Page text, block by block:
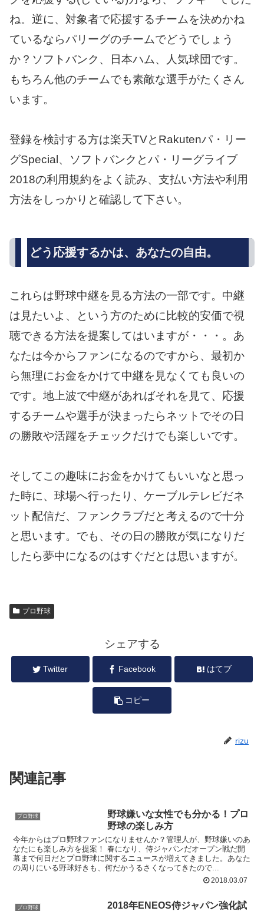
ね。逆に、対象者で応援するチームを決めかね
ているならパリーグのチームでどうでしょう
か？ソフトバンク、日本ハム、人気球団です。
もちろん他のチームでも素敵な選手がたくさん
います。
登録を検討する方は楽天TVとRakutenパ・リー
グSpecial、ソフトバンクとパ・リーグライブ
2018の利用規約をよく読み、支払い方法や利用
方法をしっかりと確認して下さい。
どう応援するかは、あなたの自由。
これらは野球中継を見る方法の一部です。中継
は見たいよ、という方のために比較的安価で視
聴できる方法を提案してはいますが・・・。あ
なたは今からファンになるのですから、最初か
ら無理にお金をかけて中継を見なくても良いの
です。地上波で中継があればそれを見て、応援
するチームや選手が決まったらネットでその日
の勝敗や活躍をチェックだけでも楽しいです。
そしてこの趣味にお金をかけてもいいなと思っ
た時に、球場へ行ったり、ケーブルテレビだネ
ット配信だ、ファンクラブだと考えるので十分
と思います。でも、その日の勝敗が気になりだ
したら夢中になるのはすぐだとは思いますが。
プロ野球
シェアする
Twitter Facebook はてブ
コピー
rizu
関連記事
プロ野球
野球嫌いな女性でも分かる！プロ
野球の楽しみ方
今年からはプロ野球ファンになりませんか？管理人が、野球嫌いのあ
なたにも楽しみ方を提案！ 春になり、侍ジャパンだオープン戦だ開
幕まで何日だとプロ野球に関するニュースが増えてきました。あなた
の周りにいる野球好きも、何だかうるさくなってきたので...
2018.03.07
プロ野球
2018年ENEOS侍ジャパン強化試